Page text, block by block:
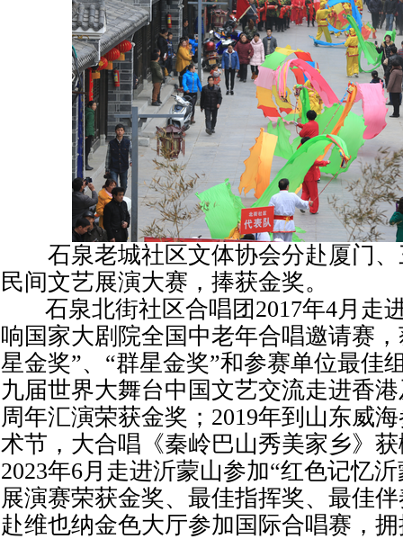
石泉老城社区文体协会分赴厦门、
民间文艺展演大赛，捧获金奖。
石泉北街社区合唱团2017年4月走
响国家大剧院全国中老年合唱邀请赛
星金奖”、“群星金奖”和参赛单位最佳
九届世界大舞台中国文艺交流走进香
周年汇演荣获金奖；2019年到山东威
术节，大合唱《秦岭巴山秀美家乡》
2023年6月走进沂蒙山参加“红色记忆
展演赛荣获金奖、最佳指挥奖、最佳
赴维也纳金色大厅参加国际合唱赛，